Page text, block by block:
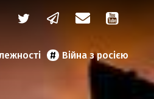
Війна з росією